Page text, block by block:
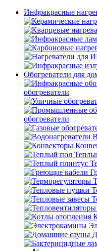
Инфракрасные
Обогреватели для
обогреватели
обогреватели